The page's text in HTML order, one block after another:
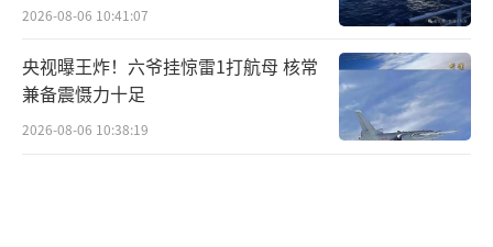
2026-08-06 10:41:07
央视曝王炸！六爷挂惊雷1打航母 核常
兼备震慑力十足
2026-08-06 10:38:19